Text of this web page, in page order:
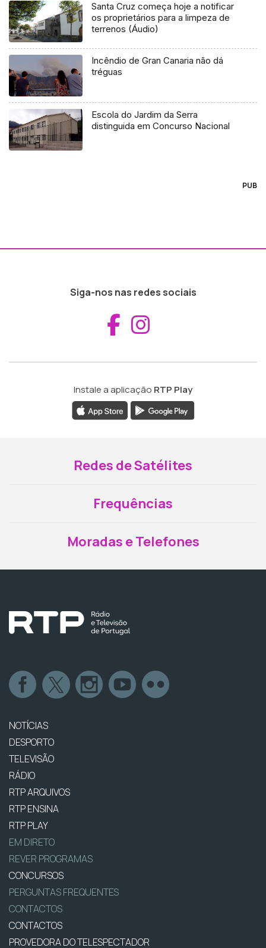
Santa Cruz começa hoje a notificar
os proprietários para a limpeza de
terrenos (Áudio)
Incêndio de Gran Canaria não dá
tréguas
Escola do Jardim da Serra
distinguida em Concurso Nacional
PUB
Siga-nos nas redes sociais
Aceder ao
Instale a aplicação RTP Play
Redes de Satélites
Frequências
Moradas e Telefones
NOTÍCIAS
DESPORTO
TELEVISÃO
RÁDIO
RTP ARQUIVOS
RTP ENSINA
RTP PLAY
EM DIRETO
REVER PROGRAMAS
CONCURSOS
PERGUNTAS FREQUENTES
CONTACTOS
CONTACTOS
PROVEDORA DO TELESPECTADOR